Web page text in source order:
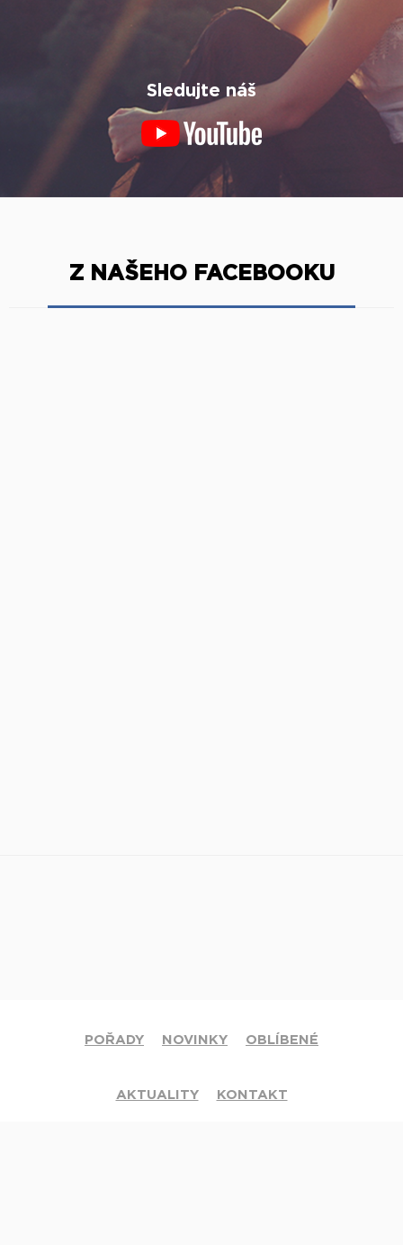
Sledujte náš
Z NAŠEHO FACEBOOKU
POŘADY NOVINKY OBLÍBENÉ
AKTUALITY KONTAKT